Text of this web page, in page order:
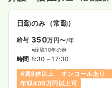
日勤のみ（常勤）
給与 350万円〜/年
※経験10年の例
時間 8:30～17:30
4週8休以上
オンコールあり
年収400万円以上可